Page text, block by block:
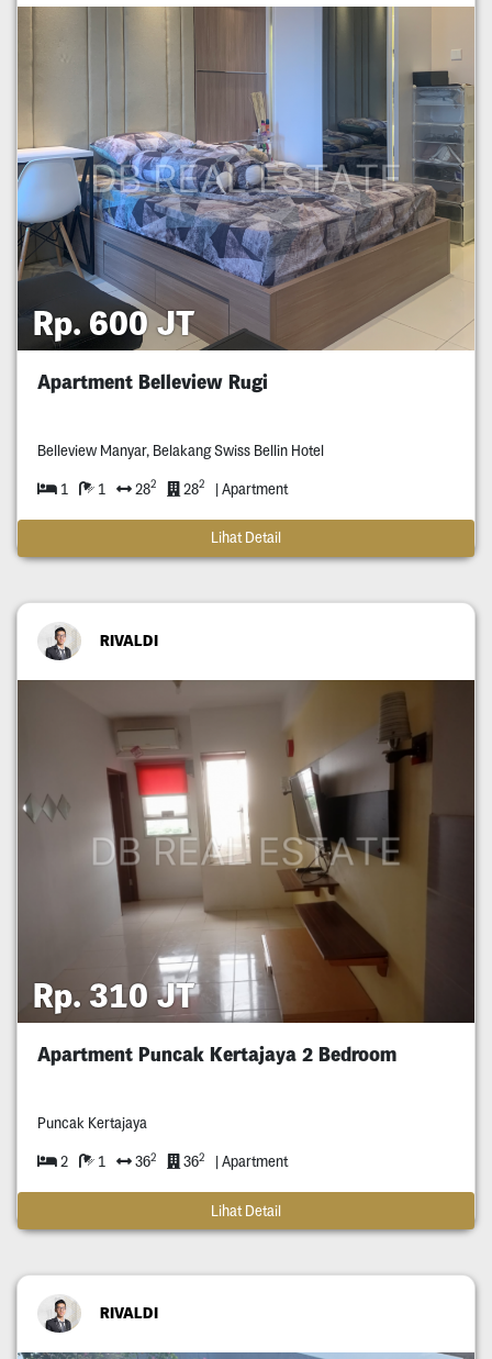
Rp. 600 JT
Apartment Belleview Rugi
Belleview Manyar, Belakang Swiss Bellin Hotel
1 1 282 282 | Apartment
Lihat Detail
RIVALDI
Rp. 310 JT
Apartment Puncak Kertajaya 2 Bedroom
Puncak Kertajaya
2 1 362 362 | Apartment
Lihat Detail
RIVALDI